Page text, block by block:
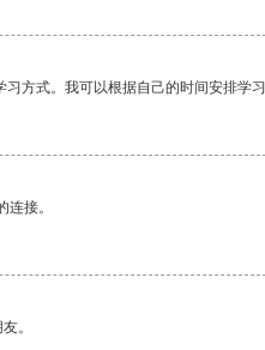
方式。我可以根据自己的时间安排学习
接。
。